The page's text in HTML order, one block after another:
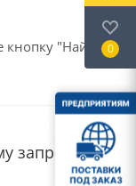
кнопку "Найти".
запросу
0